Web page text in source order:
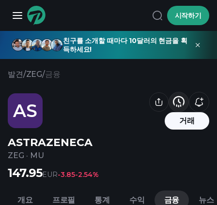
시작하기
친구를 소개할 때마다 10달러의 현금을 획
득하세요!
발견/ZEG/금융
AS 거래
ASTRAZENECA
ZEG · MU
147.95EUR-3.85-2.54%
개요 프로필 통계 수익 금융 뉴스